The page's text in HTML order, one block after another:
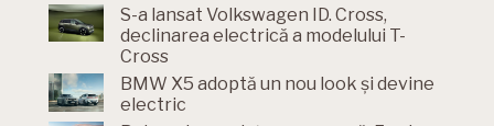
S-a lansat Volkswagen ID. Cross,
declinarea electrică a modelului T-
Cross
BMW X5 adoptă un nou look și devine
electric